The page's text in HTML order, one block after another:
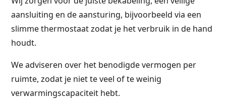
aansluiting en de aansturing, bijvoorbeeld via een
slimme thermostaat zodat je het verbruik in de hand
houdt.
We adviseren over het benodigde vermogen per
ruimte, zodat je niet te veel of te weinig
verwarmingscapaciteit hebt.